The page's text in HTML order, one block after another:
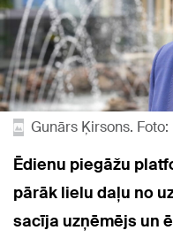
Gunārs Ķirsons. Foto:
Ēdienu piegāžu
pārāk lielu daļu no
sacīja uzņēmējs un